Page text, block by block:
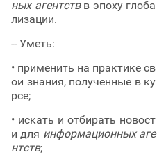
ных агентствв эпоху глоба
лизации.
-- Уметь:
• применить на практике св
ои знания, полученные в ку
рсе;
• искать и отбирать новост
и для информационных аге
нтств;